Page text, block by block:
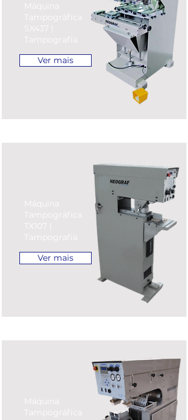
Máquina
Tampográfica
SX437 |
Tampografia
Ver mais
Máquina
Tampográfica
TX107 |
Tampografia
Ver mais
Máquina
Tampográfica